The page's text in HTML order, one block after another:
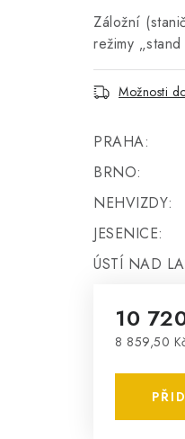
Záložní
režimy
Možnosti
PRAHA:
BRNO:
NEHVIZDY:
JESENICE:
ÚSTÍ NAD
10
8 859,50